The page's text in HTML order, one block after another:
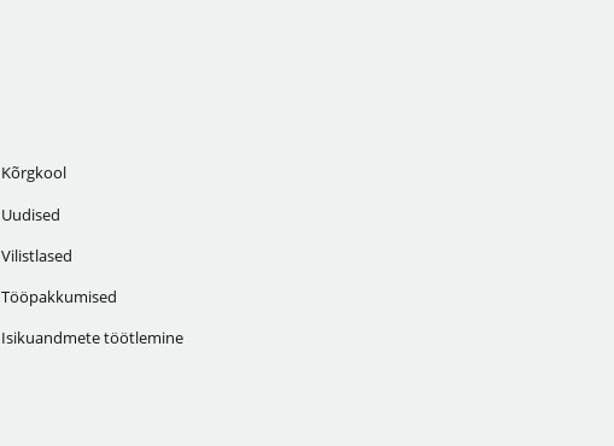
Kõrgkool
Uudised
Vilistlased
Tööpakkumised
Isikuandmete töötlemine